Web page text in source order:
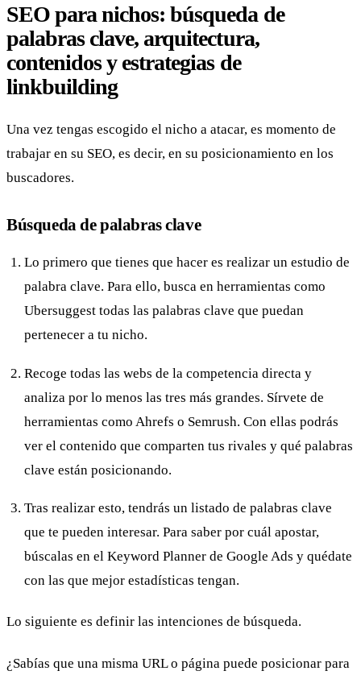
SEO para nichos: búsqueda de
palabras clave, arquitectura,
contenidos y estrategias de
linkbuilding
Una vez tengas escogido el nicho a atacar, es momento de
trabajar en su SEO, es decir, en su posicionamiento en los
buscadores.
Búsqueda de palabras clave
Lo primero que tienes que hacer es realizar un estudio de
palabra clave. Para ello, busca en herramientas como
Ubersuggest todas las palabras clave que puedan
pertenecer a tu nicho.
Recoge todas las webs de la competencia directa y
analiza por lo menos las tres más grandes. Sírvete de
herramientas como Ahrefs o Semrush. Con ellas podrás
ver el contenido que comparten tus rivales y qué palabras
clave están posicionando.
Tras realizar esto, tendrás un listado de palabras clave
que te pueden interesar. Para saber por cuál apostar,
búscalas en el Keyword Planner de Google Ads y quédate
con las que mejor estadísticas tengan.
Lo siguiente es definir las intenciones de búsqueda.
¿Sabías que una misma URL o página puede posicionar para